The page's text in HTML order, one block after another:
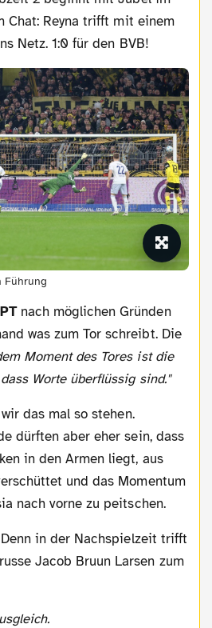
Chat: Reyna trifft mit einem
Netz. 1:0 für den BVB!
Führung
nach möglichen Gründen
was zum Tor schreibt. Die
Moment des Tores ist die
Worte überflüssig sind."
dürften aber eher sein, dass
in den Armen liegt, aus
und das Momentum
nach vorne zu peitschen.
Jacob Bruun Larsen zum